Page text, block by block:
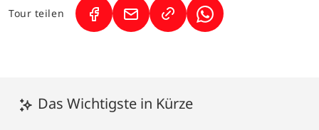
Das Wichtigste in Kürze
Tour teilen (Link öffnet in neuem Tab)
(Link öffnet in neuem Tab)
(Link öffnet in